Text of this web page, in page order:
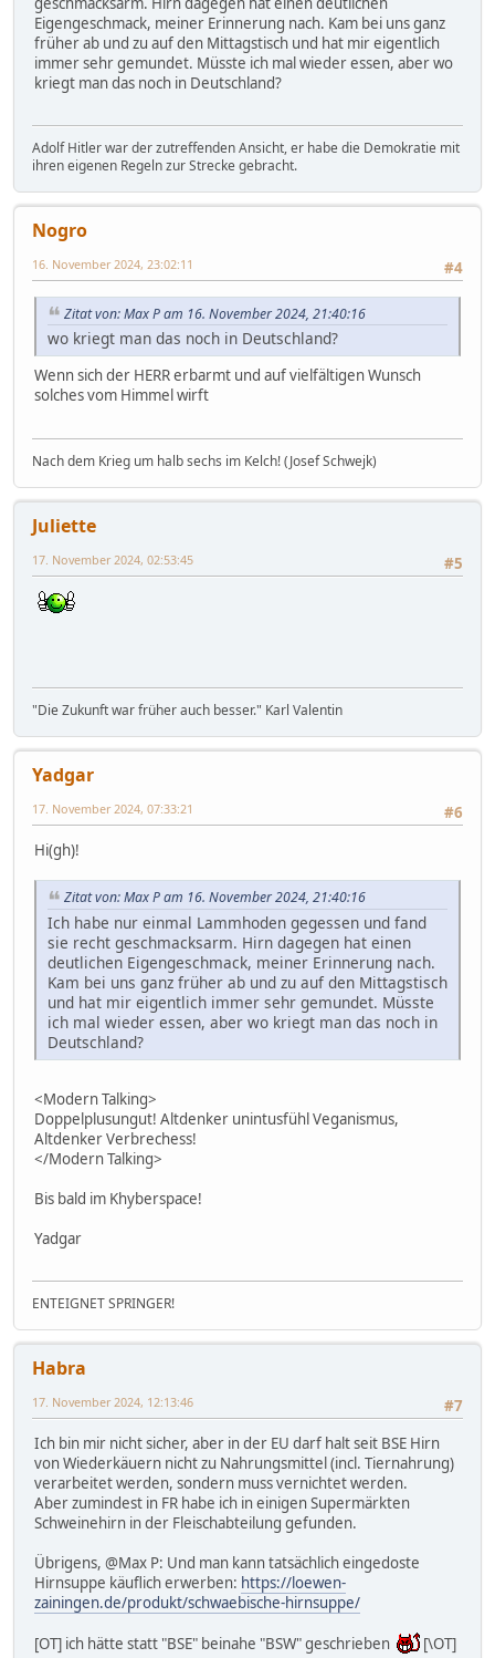
Eigengeschmack, meiner Erinnerung nach. Kam bei uns ganz
früher ab und zu auf den Mittagstisch und hat mir eigentlich
immer sehr gemundet. Müsste ich mal wieder essen, aber wo
kriegt man das noch in Deutschland?
Adolf Hitler war der zutreffenden Ansicht, er habe die Demokratie mit
ihren eigenen Regeln zur Strecke gebracht.
Nogro
#4
16. November 2024, 23:02:11
Zitat von: Max P am 16. November 2024, 21:40:16
wo kriegt man das noch in Deutschland?
Wenn sich der HERR erbarmt und auf vielfältigen Wunsch
solches vom Himmel wirft
Nach dem Krieg um halb sechs im Kelch! (Josef Schwejk)
Juliette
#5
17. November 2024, 02:53:45
"Die Zukunft war früher auch besser." Karl Valentin
Yadgar
#6
17. November 2024, 07:33:21
Hi(gh)!
Zitat von: Max P am 16. November 2024, 21:40:16
Ich habe nur einmal Lammhoden gegessen und fand
sie recht geschmacksarm. Hirn dagegen hat einen
deutlichen Eigengeschmack, meiner Erinnerung nach.
Kam bei uns ganz früher ab und zu auf den Mittagstisch
und hat mir eigentlich immer sehr gemundet. Müsste
ich mal wieder essen, aber wo kriegt man das noch in
Deutschland?
<Modern Talking>
Doppelplusungut! Altdenker unintusfühl Veganismus,
Altdenker Verbrechess!
</Modern Talking>
Bis bald im Khyberspace!
Yadgar
ENTEIGNET SPRINGER!
Habra
#7
17. November 2024, 12:13:46
Ich bin mir nicht sicher, aber in der EU darf halt seit BSE Hirn
von Wiederkäuern nicht zu Nahrungsmittel (incl. Tiernahrung)
verarbeitet werden, sondern muss vernichtet werden.
Aber zumindest in FR habe ich in einigen Supermärkten
Schweinehirn in der Fleischabteilung gefunden.
Übrigens, @Max P: Und man kann tatsächlich eingedoste
Hirnsuppe käuflich erwerben: https://loewen-
zainingen.de/produkt/schwaebische-hirnsuppe/
[OT] ich hätte statt "BSE" beinahe "BSW" geschrieben [\OT]